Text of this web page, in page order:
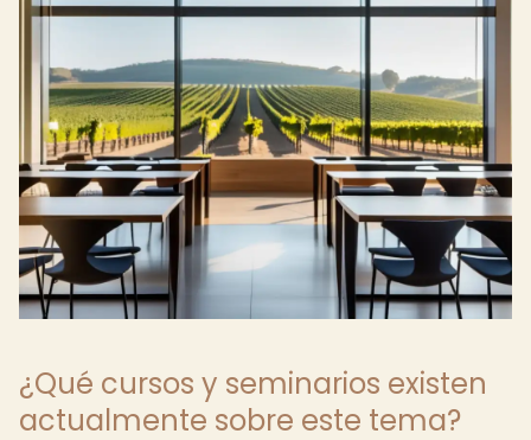
¿Qué cursos y seminarios existen
actualmente sobre este tema?